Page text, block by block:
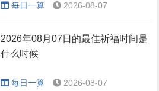
每日一算 2026-08-07
2026年08月07日的最佳祈福时间是
什么时候
每日一算 2026-08-07